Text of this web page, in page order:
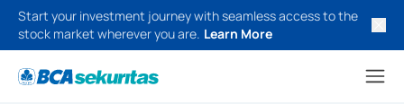
Start your investment journey with seamless access to the
stock market wherever you are. Learn More